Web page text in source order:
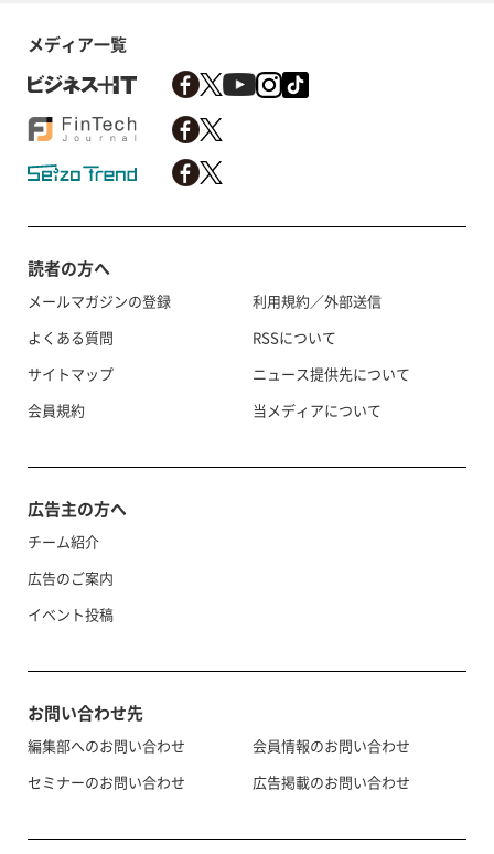
メディア一覧
読者の方へ
メールマガジンの登録
よくある質問
サイトマップ
会員規約
利用規約／外部送信
RSSについて
ニュース提供先について
当メディアについて
広告主の方へ
チーム紹介
広告のご案内
イベント投稿
お問い合わせ先
編集部へのお問い合わせ
セミナーのお問い合わせ
会員情報のお問い合わせ
広告掲載のお問い合わせ